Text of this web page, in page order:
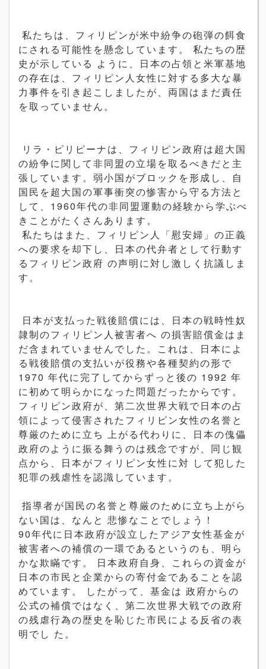
私たちは、フィリピンが米中紛争の砲弾の餌食
にされる可能性を懸念しています。 私たちの歴
史が示している ように、日本の占領と米軍基地
の存在は、フィリピン人女性に対する多大な暴
力事件を引き起こしましたが、両国はまだ責任
を取っていません。
リラ・ピリピーナは、フィリピン政府は超大国
の紛争に関して非同盟の立場を取るべきだと主
張しています。弱小国がブロックを形成し、自
国民を超大国の軍事衝突の惨害から守る方法と
して、1960年代の非同盟運動の経験から学ぶべ
きことがたくさんあります。
私たちはまた、フィリピン人「慰安婦」の正義
への要求を却下し、日本の代弁者として行動す
るフィリピン政府 の声明に対し激しく抗議しま
す。
日本が支払った戦後賠償には、日本の戦時性奴
隷制のフィリピン人被害者へ の損害賠償金はま
だ含まれていませんでした。これは、日本によ
る戦後賠償の支払いが役務や各種契約の形で
1970 年代に完了してからずっと後の 1992 年
に初めて明らかになった問題だったからです。
フィリピン政府が、第二次世界大戦で日本の占
領によって侵害されたフィリピン女性の名誉と
尊厳のために立ち 上がる代わりに、日本の傀儡
政府のように振る舞うのは残念ですが、同じ観
点から、日本がフィリピン女性に対 して犯した
犯罪の残虐性を認識しています。
指導者が国民の名誉と尊厳のために立ち上がら
ない国は、なんと 悲惨なことでしょう！
90年代に日本政府が設立したアジア女性基金が
被害者への補償の一環であるというのも、明ら
かな欺瞞です。 日本政府自身、これらの資金が
日本の市民と企業からの寄付金であることを認
めています。 したがって、基金は 政府からの
公式の補償ではなく、第二次世界大戦での政府
の残虐行為の歴史を恥じた市民による反省の表
明でし た。